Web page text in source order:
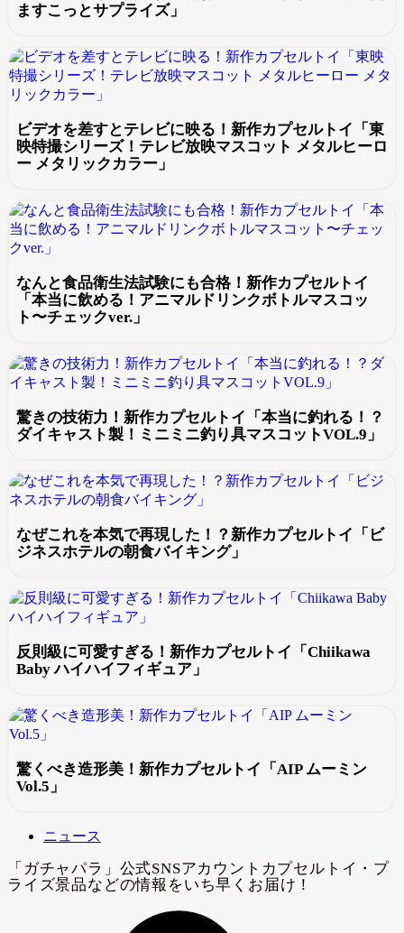
ますこっとサプライズ」
ビデオを差すとテレビに映る！新作カプセルトイ「東
映特撮シリーズ！テレビ放映マスコット メタルヒーロ
ー メタリックカラー」
なんと食品衛生法試験にも合格！新作カプセルトイ
「本当に飲める！アニマルドリンクボトルマスコッ
ト〜チェックver.」
驚きの技術力！新作カプセルトイ「本当に釣れる！？
ダイキャスト製！ミニミニ釣り具マスコットVOL.9」
なぜこれを本気で再現した！？新作カプセルトイ「ビ
ジネスホテルの朝食バイキング」
反則級に可愛すぎる！新作カプセルトイ「Chiikawa
Baby ハイハイフィギュア」
驚くべき造形美！新作カプセルトイ「AIP ムーミン
Vol.5」
ニュース